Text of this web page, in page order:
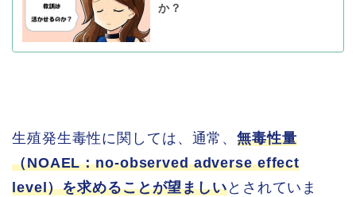
か？
生殖発生毒性に関しては、通常、無毒性量
（NOAEL：no-observed adverse effect
level）を求めることが望ましいとされていま